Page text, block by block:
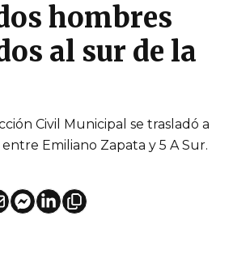
hombres
al sur de la
Civil Municipal se trasladó a
entre Emiliano Zapata y 5 A Sur.